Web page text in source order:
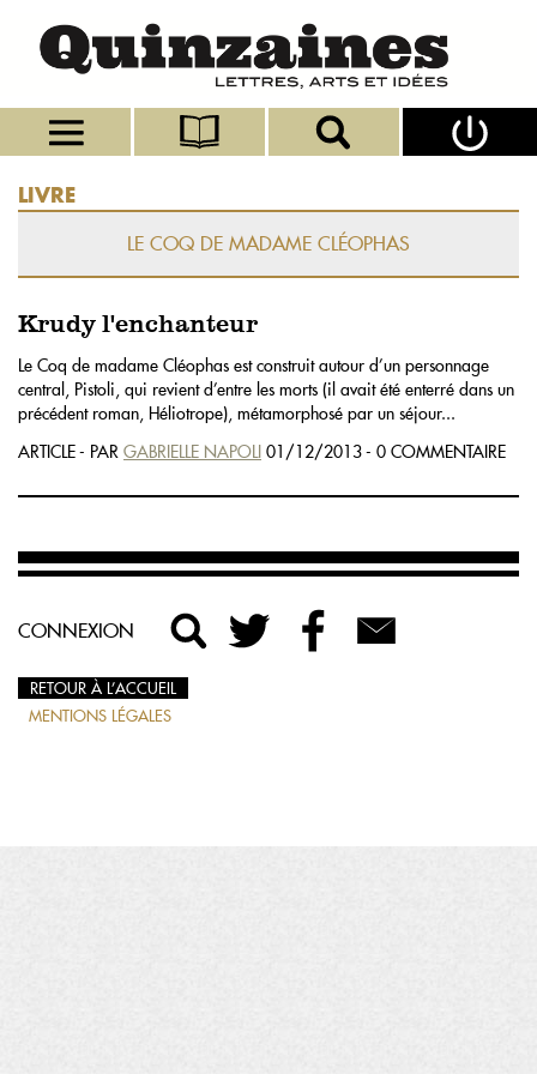
LIVRE
LE COQ DE MADAME CLÉOPHAS
Krudy l'enchanteur
Le Coq de madame Cléophas est construit autour d’un personnage
central, Pistoli, qui revient d’entre les morts (il avait été enterré dans un
précédent roman, Héliotrope), métamorphosé par un séjour...
ARTICLE - PAR GABRIELLE NAPOLI 01/12/2013 - 0 COMMENTAIRE
CONNEXION
RETOUR À L’ACCUEIL
MENTIONS LÉGALES